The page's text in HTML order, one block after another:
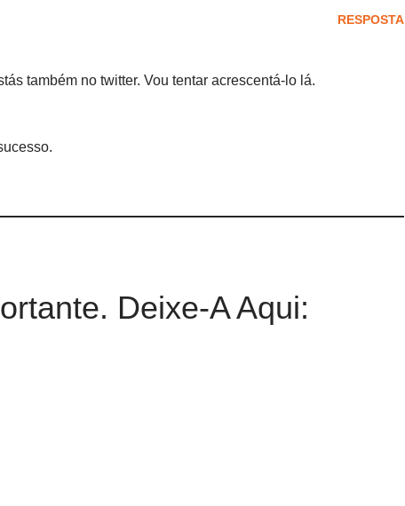
RESPOSTA
também no twitter. Vou tentar acrescentá-lo lá.
Deixe-A Aqui: